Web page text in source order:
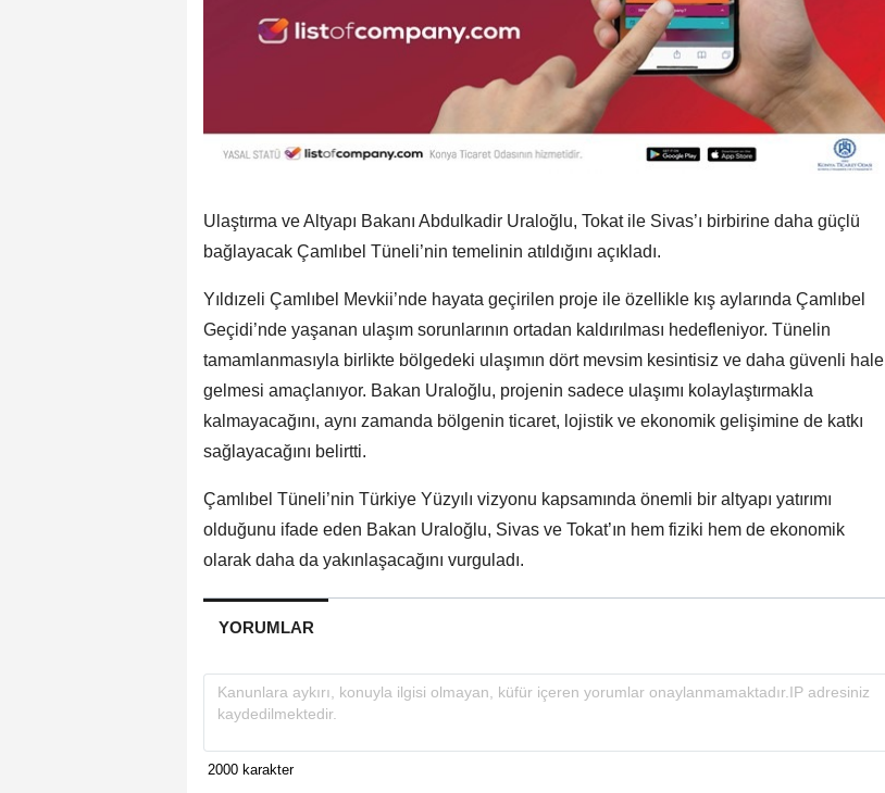
Ulaştırma ve Altyapı Bakanı Abdulkadir Uraloğlu, Tokat ile Sivas’ı birbirine daha güçlü
bağlayacak Çamlıbel Tüneli’nin temelinin atıldığını açıkladı.
Yıldızeli Çamlıbel Mevkii’nde hayata geçirilen proje ile özellikle kış aylarında Çamlıbel
Geçidi’nde yaşanan ulaşım sorunlarının ortadan kaldırılması hedefleniyor. Tünelin
tamamlanmasıyla birlikte bölgedeki ulaşımın dört mevsim kesintisiz ve daha güvenli hale
gelmesi amaçlanıyor. Bakan Uraloğlu, projenin sadece ulaşımı kolaylaştırmakla
kalmayacağını, aynı zamanda bölgenin ticaret, lojistik ve ekonomik gelişimine de katkı
sağlayacağını belirtti.
Çamlıbel Tüneli’nin Türkiye Yüzyılı vizyonu kapsamında önemli bir altyapı yatırımı
olduğunu ifade eden Bakan Uraloğlu, Sivas ve Tokat’ın hem fiziki hem de ekonomik
olarak daha da yakınlaşacağını vurguladı.
YORUMLAR